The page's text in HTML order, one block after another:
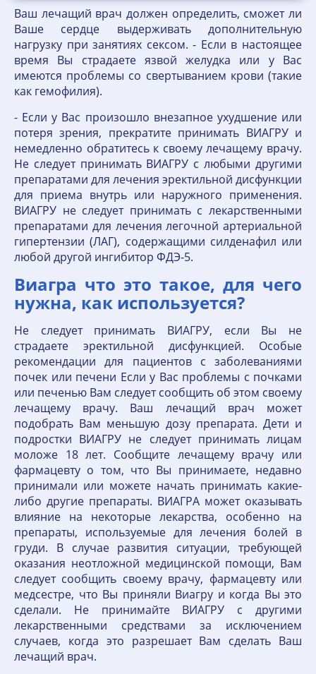
Ваш лечащий врач должен определить, сможет ли
Ваше сердце выдерживать дополнительную
нагрузку при занятиях сексом. - Если в настоящее
время Вы страдаете язвой желудка или у Вас
имеются проблемы со свертыванием крови (такие
как гемофилия).
- Если у Вас произошло внезапное ухудшение или
потеря зрения, прекратите принимать ВИАГРУ и
немедленно обратитесь к своему лечащему врачу.
Не следует принимать ВИАГРУ с любыми другими
препаратами для лечения эректильной дисфункции
для приема внутрь или наружного применения.
ВИАГРУ не следует принимать с лекарственными
препаратами для лечения легочной артериальной
гипертензии (ЛАГ), содержащими силденафил или
любой другой ингибитор ФДЭ-5.
Виагра что это такое, для чего
нужна, как используется?
Не следует принимать ВИАГРУ, если Вы не
страдаете эректильной дисфункцией. Особые
рекомендации для пациентов с заболеваниями
почек или печени Если у Вас проблемы с почками
или печенью Вам следует сообщить об этом своему
лечащему врачу. Ваш лечащий врач может
подобрать Вам меньшую дозу препарата. Дети и
подростки ВИАГРУ не следует принимать лицам
моложе 18 лет. Сообщите лечащему врачу или
фармацевту о том, что Вы принимаете, недавно
принимали или можете начать принимать какие-
либо другие препараты. ВИАГРА может оказывать
влияние на некоторые лекарства, особенно на
препараты, используемые для лечения болей в
груди. В случае развития ситуации, требующей
оказания неотложной медицинской помощи, Вам
следует сообщить своему врачу, фармацевту или
медсестре, что Вы приняли Виагру и когда Вы это
сделали. Не принимайте ВИАГРУ с другими
лекарственными средствами за исключением
случаев, когда это разрешает Вам сделать Ваш
лечащий врач.